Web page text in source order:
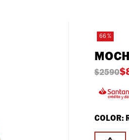
66 %
$
$2590
COLOR: